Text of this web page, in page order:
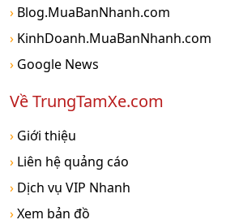
› Blog.MuaBanNhanh.com
› KinhDoanh.MuaBanNhanh.com
› Google News
Về TrungTamXe.com
› Giới thiệu
› Liên hệ quảng cáo
› Dịch vụ VIP Nhanh
›Xem bản đồ